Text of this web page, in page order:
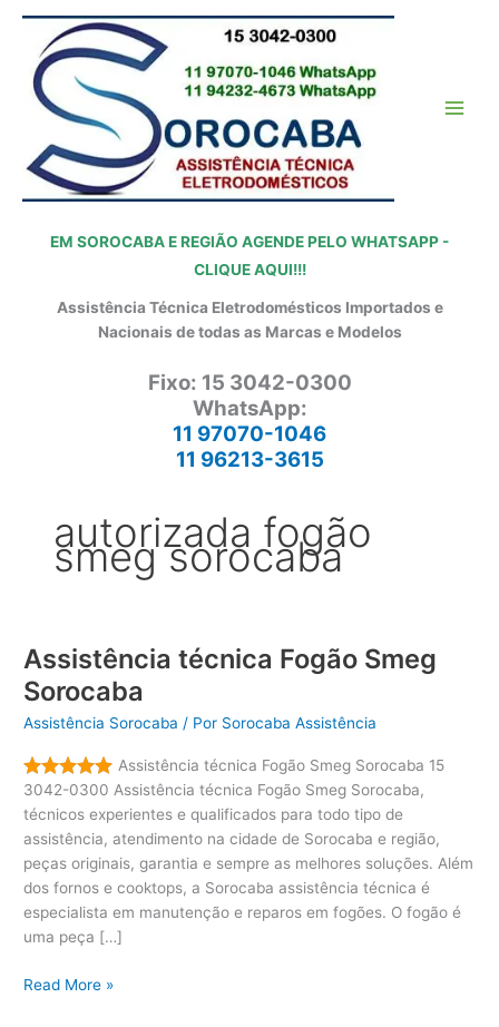
conteúdo
EM SOROCABA E REGIÃO AGENDE PELO WHATSAPP -
CLIQUE AQUI!!!
Assistência Técnica Eletrodomésticos Importados e
Nacionais de todas as Marcas e Modelos
Fixo: 15 3042-0300
WhatsApp:
11 97070-1046
11 96213-3615
autorizada fogão
smeg sorocaba
Assistência técnica Fogão Smeg
Sorocaba
Assistência Sorocaba / Por Sorocaba Assistência
Assistência técnica Fogão Smeg Sorocaba 15
3042-0300 Assistência técnica Fogão Smeg Sorocaba,
técnicos experientes e qualificados para todo tipo de
assistência, atendimento na cidade de Sorocaba e região,
peças originais, garantia e sempre as melhores soluções. Além
dos fornos e cooktops, a Sorocaba assistência técnica é
especialista em manutenção e reparos em fogões. O fogão é
uma peça […]
Assistência
Read More »